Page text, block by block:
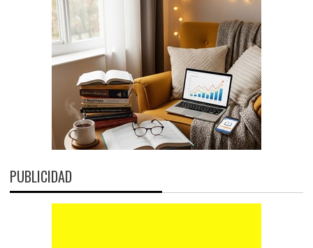
PUBLICIDAD